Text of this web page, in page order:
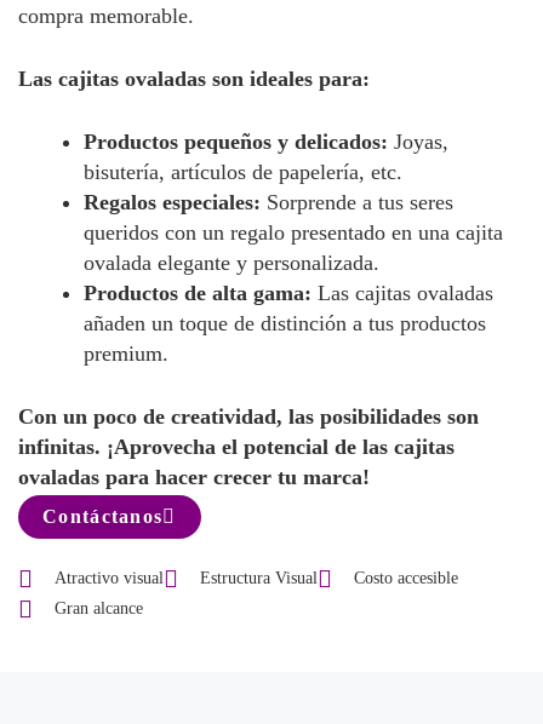
compra memorable.
Las cajitas ovaladas son ideales para:
Productos pequeños y delicados: Joyas,
bisutería, artículos de papelería, etc.
Regalos especiales: Sorprende a tus seres
queridos con un regalo presentado en una cajita
ovalada elegante y personalizada.
Productos de alta gama: Las cajitas ovaladas
añaden un toque de distinción a tus productos
premium.
Con un poco de creatividad, las posibilidades son
infinitas. ¡Aprovecha el potencial de las cajitas
ovaladas para hacer crecer tu marca!
Contáctanos
Atractivo visual Estructura Visual
Costo accesible
Gran alcance